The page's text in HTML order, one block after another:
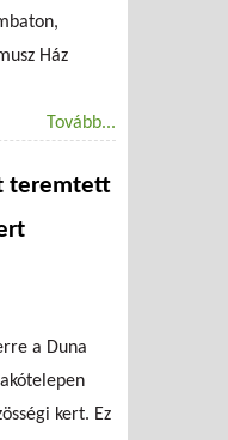
Ház
Tovább...
teremtett
a Duna
kert. Ez